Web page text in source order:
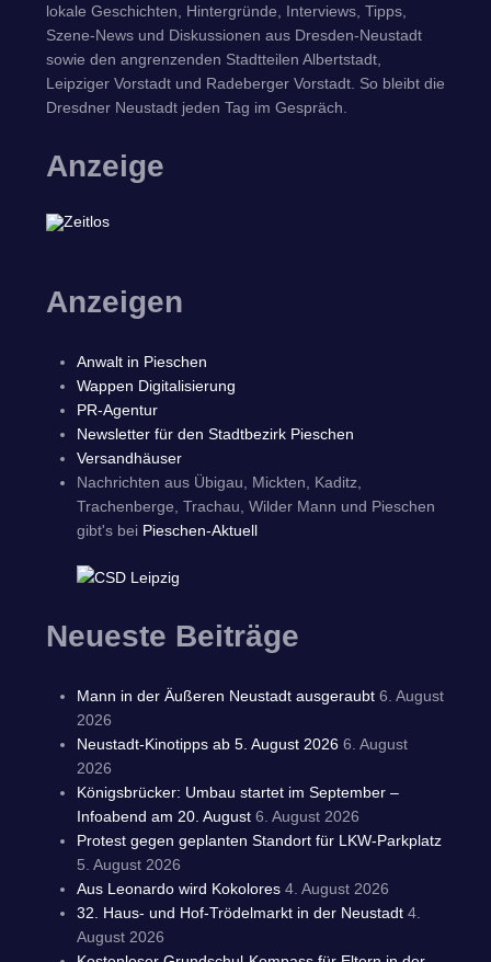
lokale Geschichten, Hintergründe, Interviews, Tipps,
Szene-News und Diskussionen aus Dresden-Neustadt
sowie den angrenzenden Stadtteilen Albertstadt,
Leipziger Vorstadt und Radeberger Vorstadt. So bleibt die
Dresdner Neustadt jeden Tag im Gespräch.
Anzeige
Anzeigen
Anwalt in Pieschen
Wappen Digitalisierung
PR-Agentur
Newsletter für den Stadtbezirk Pieschen
Versandhäuser
Nachrichten aus Übigau, Mickten, Kaditz,
Trachenberge, Trachau, Wilder Mann und Pieschen
gibt's bei Pieschen-Aktuell
Neueste Beiträge
Mann in der Äußeren Neustadt ausgeraubt 6. August
2026
Neustadt-Kinotipps ab 5. August 2026 6. August
2026
Königsbrücker: Umbau startet im September –
Infoabend am 20. August 6. August 2026
Protest gegen geplanten Standort für LKW-Parkplatz
5. August 2026
Aus Leonardo wird Kokolores 4. August 2026
32. Haus- und Hof-Trödelmarkt in der Neustadt 4.
August 2026